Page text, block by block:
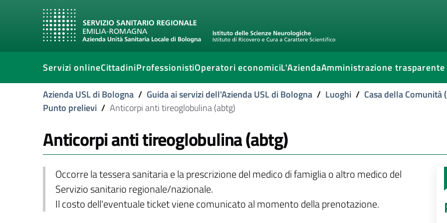
Servizi onlineCittadiniProfessionistiOperatori economiciL'AziendaAmministrazione trasparente
Azienda USL di Bologna / Guida ai servizi dell'Azienda USL di Bologna / Luoghi / Casa della Comunità
Punto prelievi / Anticorpi anti tireoglobulina (abtg)
Anticorpi anti tireoglobulina (abtg)
Occorre la tessera sanitaria e la prescrizione del medico di famiglia o altro medico del
Servizio sanitario regionale/nazionale.
Il costo dell'eventuale ticket viene comunicato al momento della prenotazione.